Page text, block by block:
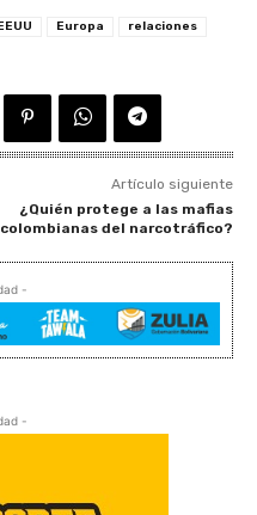
EEUU Europa relaciones
Artículo siguiente
¿Quién protege a las mafias
colombianas del narcotráfico?
-
-